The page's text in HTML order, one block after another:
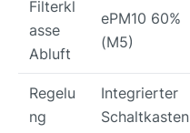
Filterkl
asse
Abluft
ePM10 60%
(M5)
Regelu
ng
Integrierter
Schaltkasten